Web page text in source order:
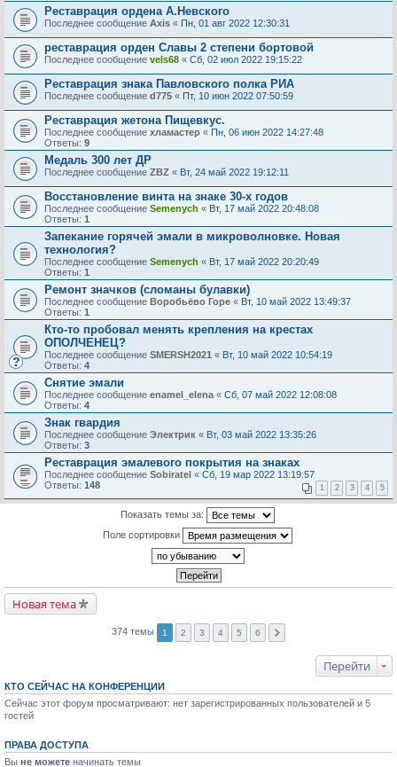
Реставрация ордена А.Невского
Последнее сообщение Axis « Пн, 01 авг 2022 12:30:31
реставрация орден Славы 2 степени бортовой
Последнее сообщение vels68 « Сб, 02 июл 2022 19:15:22
Реставрация знака Павловского полка РИА
Последнее сообщение d775 « Пт, 10 июн 2022 07:50:59
Реставрация жетона Пищевкус.
Последнее сообщение хламастер « Пн, 06 июн 2022 14:27:48
Ответы: 9
Медаль 300 лет ДР
Последнее сообщение ZBZ « Вт, 24 май 2022 19:12:11
Восстановление винта на знаке 30-х годов
Последнее сообщение Semenych « Вт, 17 май 2022 20:48:08
Ответы: 1
Запекание горячей эмали в микроволновке. Новая
технология?
Последнее сообщение Semenych « Вт, 17 май 2022 20:20:49
Ответы: 1
Ремонт значков (сломаны булавки)
Последнее сообщение Воробьёво Горе « Вт, 10 май 2022 13:49:37
Ответы: 1
Кто-то пробовал менять крепления на крестах
ОПОЛЧЕНЕЦ?
Последнее сообщение SMERSH2021 « Вт, 10 май 2022 10:54:19
Ответы: 4
Снятие эмали
Последнее сообщение enamel_elena « Сб, 07 май 2022 12:08:08
Ответы: 4
Знак гвардия
Последнее сообщение Электрик « Вт, 03 май 2022 13:35:26
Ответы: 3
Реставрация эмалевого покрытия на знаках
Последнее сообщение Sobiratel « Сб, 19 мар 2022 13:19:57
Ответы: 148 1 2 3 4 5
Показать темы за:
Поле сортировки
Новая тема
374 темы 1 2 3 4 5 6
Перейти
КТО СЕЙЧАС НА КОНФЕРЕНЦИИ
Сейчас этот форум просматривают: нет зарегистрированных пользователей и 5
гостей
ПРАВА ДОСТУПА
Вы не можете начинать темы